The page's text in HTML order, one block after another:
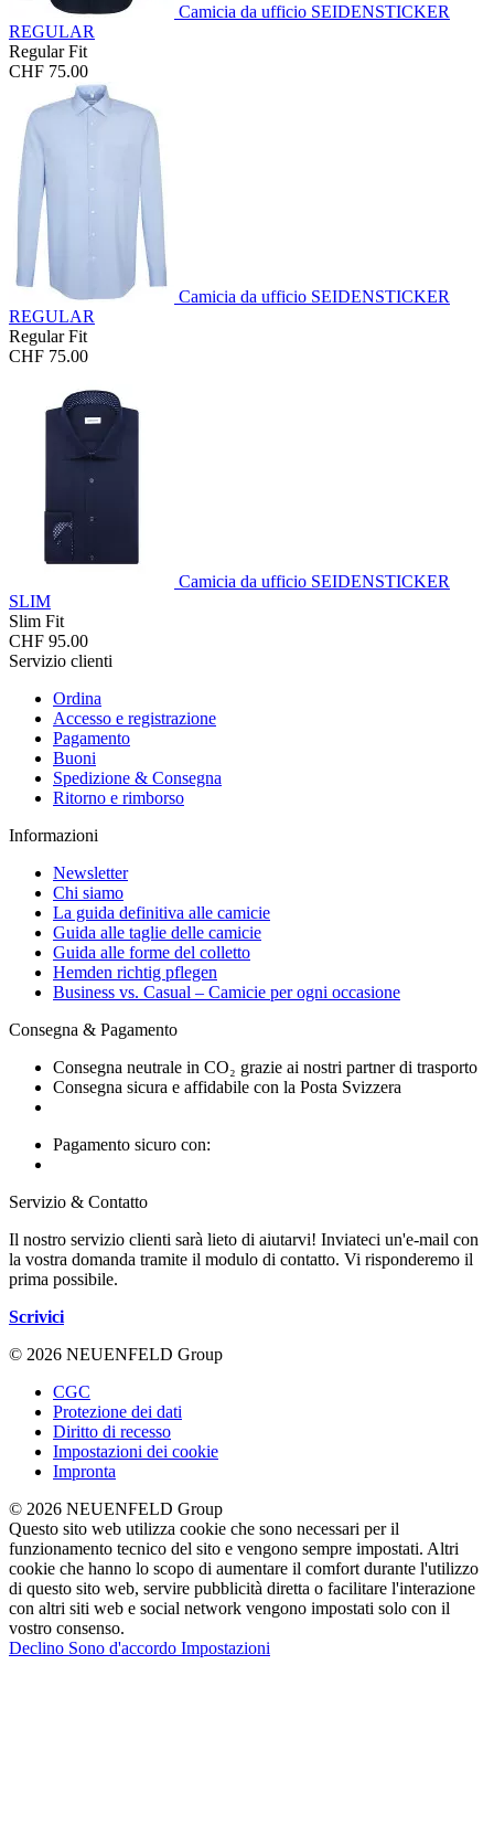
Camicia da ufficio SEIDENSTICKER
REGULAR
Regular Fit
CHF 75.00
Camicia da ufficio SEIDENSTICKER
REGULAR
Regular Fit
CHF 75.00
Camicia da ufficio SEIDENSTICKER
SLIM
Slim Fit
CHF 95.00
Servizio clienti
Ordina
Accesso e registrazione
Pagamento
Buoni
Spedizione & Consegna
Ritorno e rimborso
Informazioni
Newsletter
Chi siamo
La guida definitiva alle camicie
Guida alle taglie delle camicie
Guida alle forme del colletto
Hemden richtig pflegen
Business vs. Casual – Camicie per ogni occasione
Consegna & Pagamento
Consegna neutrale in CO₂ grazie ai nostri partner di trasporto
Consegna sicura e affidabile con la Posta Svizzera
Pagamento sicuro con:
Servizio & Contatto
Il nostro servizio clienti sarà lieto di aiutarvi! Inviateci un'e-mail con
la vostra domanda tramite il modulo di contatto. Vi risponderemo il
prima possibile.
Scrivici
© 2026 NEUENFELD Group
CGC
Protezione dei dati
Diritto di recesso
Impostazioni dei cookie
Impronta
© 2026 NEUENFELD Group
Questo sito web utilizza cookie che sono necessari per il
funzionamento tecnico del sito e vengono sempre impostati. Altri
cookie che hanno lo scopo di aumentare il comfort durante l'utilizzo
di questo sito web, servire pubblicità diretta o facilitare l'interazione
con altri siti web e social network vengono impostati solo con il
vostro consenso.
Declino Sono d'accordo Impostazioni